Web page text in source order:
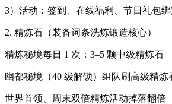
3）活动：签到、在线福利、节日礼包
2. 精炼石（装备词条洗炼锻造核心）
精炼秘境每日 1 次：3–5 颗中级精炼石
幽都秘境（40 级解锁）组队刷高级精炼
世界首领、周末双倍精炼活动掉落翻倍